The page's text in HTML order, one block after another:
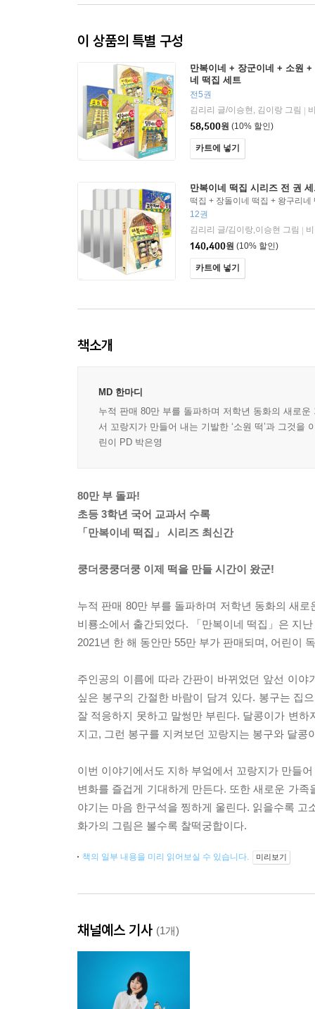
이 상품의 특별 구성
만복이네 + 장군이네 + 소원
네 떡집 세트
전5권
김리리 글/이승현, 김이랑 그림
58,500원 (10% 할인)
카트에 넣기
만복이네 떡집 시리즈 전 권
떡집 + 장돌이네 떡집 + 왕구리네
집 + 하하 자매 떡집 + 랑랑 형제
+ 달콩이네 떡집 + 양순이네 떡집
12권
김리리 글/김이랑,이승현 그림
140,400원 (10% 할인)
카트에 넣기
책소개
MD 한마디
누적 판매 80만 부를 돌파하며 저학년 동화의 새로
서 꼬랑지가 만들어 내는 기발한 ‘소원 떡’과 그것을
린이 PD 박은영
80만 부 돌파!
초등 3학년 국어 교과서 수록
「만복이네 떡집」 시리즈 최신간
쿵더쿵쿵더쿵 이제 떡을 만들 시간이 왔군!
누적 판매 80만 부를 돌파하며 저학년 동화의 새
비룡소에서 출간되었다. 「만복이네 떡집」은 지
2021년 한 해 동안만 55만 부가 판매되며, 어린이
주인공의 이름에 따라 간판이 바뀌었던 앞선 이야
싶은 봉구의 간절한 바람이 담겨 있다. 봉구는 집
잘 적응하지 못하고 말썽만 부린다. 달콩이가 변
지고, 그런 봉구를 지켜보던 꼬랑지는 봉구와 달콩
이번 이야기에서도 지하 부엌에서 꼬랑지가 만들
변화를 즐겁게 기대하게 만든다. 또한 새로운 가
야기는 마음 한구석을 찡하게 울린다. 읽을수록
화가의 그림은 볼수록 찰떡궁합이다.
책의 일부 내용을 미리 읽어보실 수 있습니다. 미리보기
채널예스 기사 (1개)